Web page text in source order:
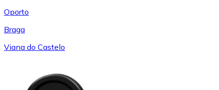
Oporto
Braga
Viana do Castelo